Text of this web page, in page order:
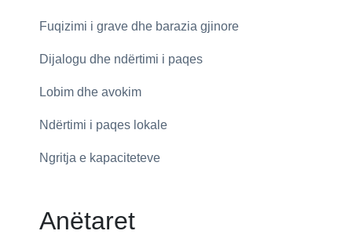
Fuqizimi i grave dhe barazia gjinore
Dijalogu dhe ndërtimi i paqes
Lobim dhe avokim
Ndërtimi i paqes lokale
Ngritja e kapaciteteve
Anëtaret